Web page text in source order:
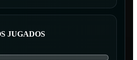
JUGADOS